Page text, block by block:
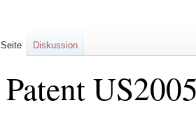
Patent
Seite Diskussion